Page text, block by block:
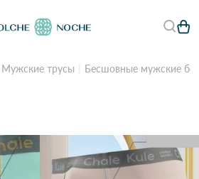
Мужские трусы Бесшовные мужские